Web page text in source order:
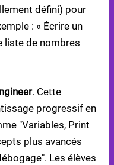
défini) pour
: « Écrire un
liste de nombres
. Cette
progressif en
"Variables, Print
plus avancés
Les élèves